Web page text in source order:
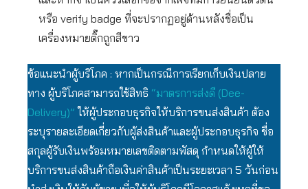
หรือ verify badge ที่จะปรากฏอยู่ด้านหลังชื่อเป็น
เครื่องหมายติ๊กถูกสีขาว
ข้อแนะนำผู้บริโภค : หากเป็นกรณีการเรียกเก็บเงินปลาย
ทาง ผู้บริโภคสามารถใช้สิทธิ “มาตรการส่งดี (Dee-
Delivery)”ให้ผู้ประกอบธุรกิจให้บริการขนส่งสินค้า ต้อง
ระบุรายละเอียดเกี่ยวกับผู้ส่งสินค้าและผู้ประกอบธุรกิจ ชื่อ
สกุลผู้รับเงินพร้อมหมายเลขติดตามพัสดุ กำหนดให้ผู้ให้
บริการขนส่งสินค้าถือเงินค่าสินค้าเป็นระยะเวลา 5 วันก่อน